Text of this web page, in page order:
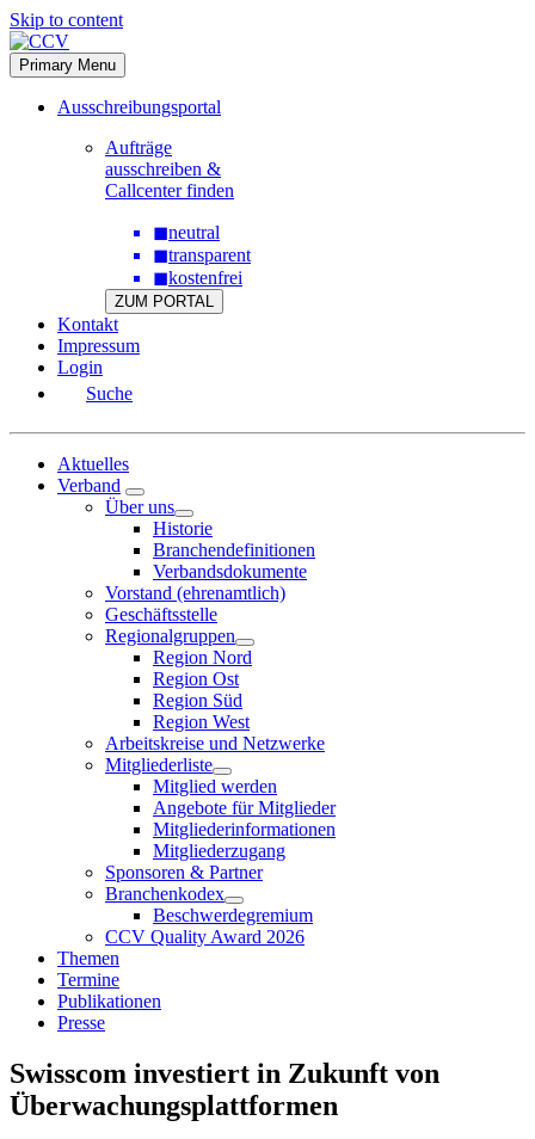
Skip to content
Primary Menu
Ausschreibungsportal
Aufträge
ausschreiben &
Callcenter finden
◼neutral
◼transparent
◼kostenfrei
ZUM PORTAL
Kontakt
Impressum
Login
Suche
Aktuelles
Verband
Über uns
Historie
Branchendefinitionen
Verbandsdokumente
Vorstand (ehrenamtlich)
Geschäftsstelle
Regionalgruppen
Region Nord
Region Ost
Region Süd
Region West
Arbeitskreise und Netzwerke
Mitgliederliste
Mitglied werden
Angebote für Mitglieder
Mitgliederinformationen
Mitgliederzugang
Sponsoren & Partner
Branchenkodex
Beschwerdegremium
CCV Quality Award 2026
Themen
Termine
Publikationen
Presse
Swisscom investiert in Zukunft von
Überwachungsplattformen